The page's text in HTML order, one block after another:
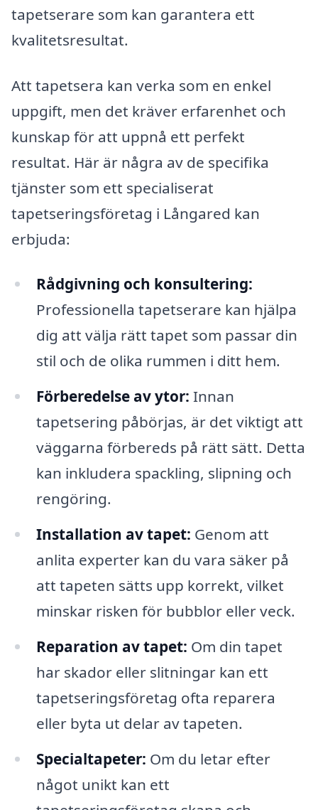
tapetserare som kan garantera ett
kvalitetsresultat.
Att tapetsera kan verka som en enkel
uppgift, men det kräver erfarenhet och
kunskap för att uppnå ett perfekt
resultat. Här är några av de specifika
tjänster som ett specialiserat
tapetseringsföretag i Långared kan
erbjuda:
Rådgivning och konsultering:
Professionella tapetserare kan hjälpa
dig att välja rätt tapet som passar din
stil och de olika rummen i ditt hem.
Förberedelse av ytor: Innan
tapetsering påbörjas, är det viktigt att
väggarna förbereds på rätt sätt. Detta
kan inkludera spackling, slipning och
rengöring.
Installation av tapet: Genom att
anlita experter kan du vara säker på
att tapeten sätts upp korrekt, vilket
minskar risken för bubblor eller veck.
Reparation av tapet: Om din tapet
har skador eller slitningar kan ett
tapetseringsföretag ofta reparera
eller byta ut delar av tapeten.
Specialtapeter: Om du letar efter
något unikt kan ett